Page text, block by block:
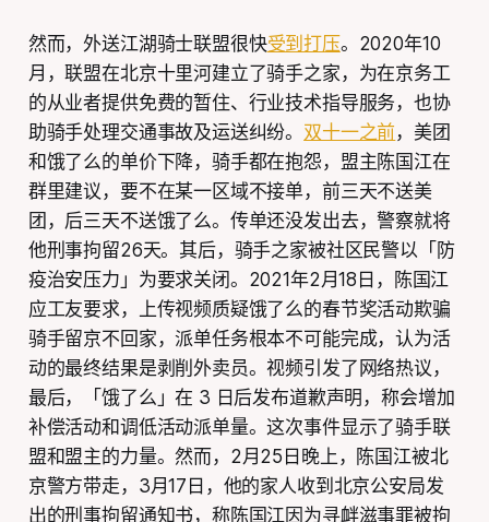
然而，外送江湖骑士联盟很快受到打压。2020年10
月，联盟在北京十里河建立了骑手之家，为在京务工
的从业者提供免费的暂住、行业技术指导服务，也协
助骑手处理交通事故及运送纠纷。 双十一之前 ，美团
和饿了么的单价下降，骑手都在抱怨，盟主陈国江在
群里建议，要不在某一区域不接单，前三天不送美
团，后三天不送饿了么。传单还没发出去，警察就将
他刑事拘留26天。其后，骑手之家被社区民警以「防
疫治安压力」为要求关闭。2021年2月18日，陈国江
应工友要求，上传视频质疑饿了么的春节奖活动欺骗
骑手留京不回家，派单任务根本不可能完成，认为活
动的最终结果是剥削外卖员。视频引发了网络热议，
最后，「饿了么」在 3 日后发布道歉声明，称会增加
补偿活动和调低活动派单量。这次事件显示了骑手联
盟和盟主的力量。然而，2月25日晚上，陈国江被北
京警方带走，3月17日，他的家人收到北京公安局发
出的刑事拘留通知书，称陈国江因为寻衅滋事罪被拘